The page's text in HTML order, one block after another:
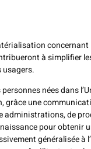
concernant
à simplifier
nées dans
grâce une
administrations, de
naissance pour obtenir
généralisée à